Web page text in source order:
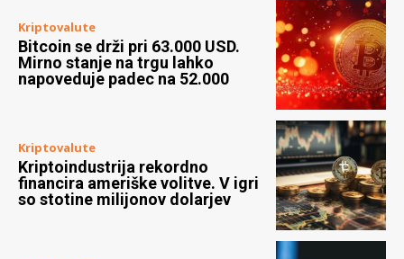
Kriptovalute
Bitcoin se drži pri 63.000 USD.
Mirno stanje na trgu lahko
napoveduje padec na 52.000
Kriptovalute
Kriptoindustrija rekordno
financira ameriške volitve. V igri
so stotine milijonov dolarjev